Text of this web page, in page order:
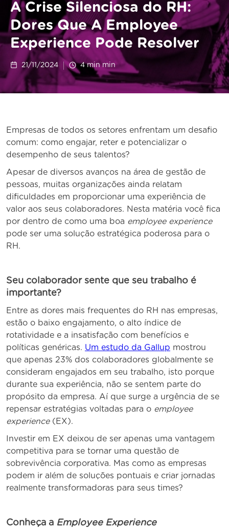
A Crise Silenciosa do RH:
Dores Que A Employee
Experience Pode Resolver
21/11/2024 4 minmin
Empresas de todos os setores enfrentam um desafio
comum: como engajar, reter e potencializar o
desempenho de seus talentos?
Apesar de diversos avanços na área de gestão de
pessoas, muitas organizações ainda relatam
dificuldades em proporcionar uma experiência de
valor aos seus colaboradores. Nesta matéria você fica
por dentro de como uma boa employee experience
pode ser uma solução estratégica poderosa para o
RH.
Seu colaborador sente que seu trabalho é
importante?
Entre as dores mais frequentes do RH nas empresas,
estão o baixo engajamento, o alto índice de
rotatividade e a insatisfação com benefícios e
políticas genéricas. Um estudo da Gallup mostrou
que apenas 23% dos colaboradores globalmente se
consideram engajados em seu trabalho, isto porque
durante sua experiência, não se sentem parte do
propósito da empresa. Aí que surge a urgência de se
repensar estratégias voltadas para o employee
experience(EX).
Investir em EX deixou de ser apenas uma vantagem
competitiva para se tornar uma questão de
sobrevivência corporativa. Mas como as empresas
podem ir além de soluções pontuais e criar jornadas
realmente transformadoras para seus times?
Conheça a Employee Experience